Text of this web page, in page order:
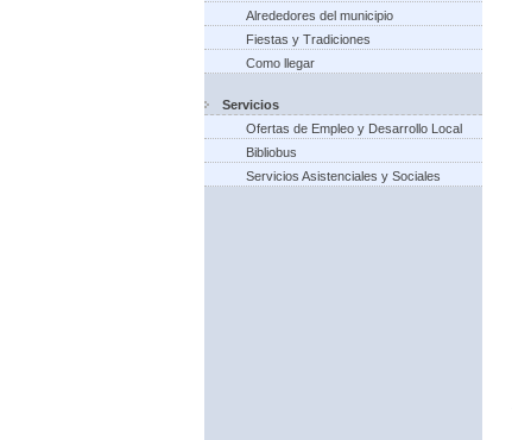
Alrededores del municipio
Fiestas y Tradiciones
Como llegar
Servicios
Ofertas de Empleo y Desarrollo Local
Bibliobus
Servicios Asistenciales y Sociales